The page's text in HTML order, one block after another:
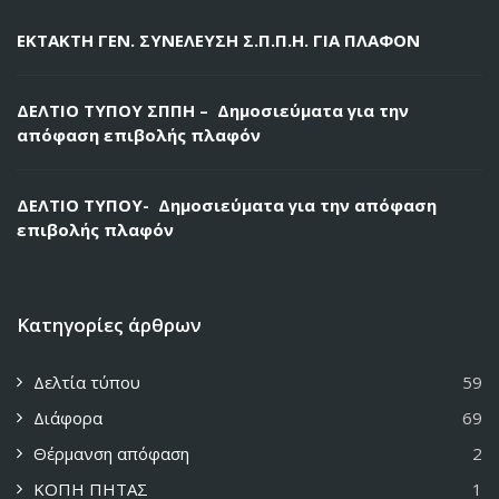
ΕΚΤΑΚΤΗ ΓΕΝ. ΣΥΝΕΛΕΥΣΗ Σ.Π.Π.Η. ΓΙΑ ΠΛΑΦΟΝ
ΔΕΛΤΙΟ ΤΥΠΟΥ ΣΠΠΗ – Δημοσιεύματα για την
απόφαση επιβολής πλαφόν
ΔΕΛΤΙΟ ΤΥΠΟΥ- Δημοσιεύματα για την απόφαση
επιβολής πλαφόν
Κατηγορίες άρθρων
Δελτία τύπου
59
Διάφορα
69
Θέρμανση απόφαση
2
ΚΟΠΗ ΠΗΤΑΣ
1